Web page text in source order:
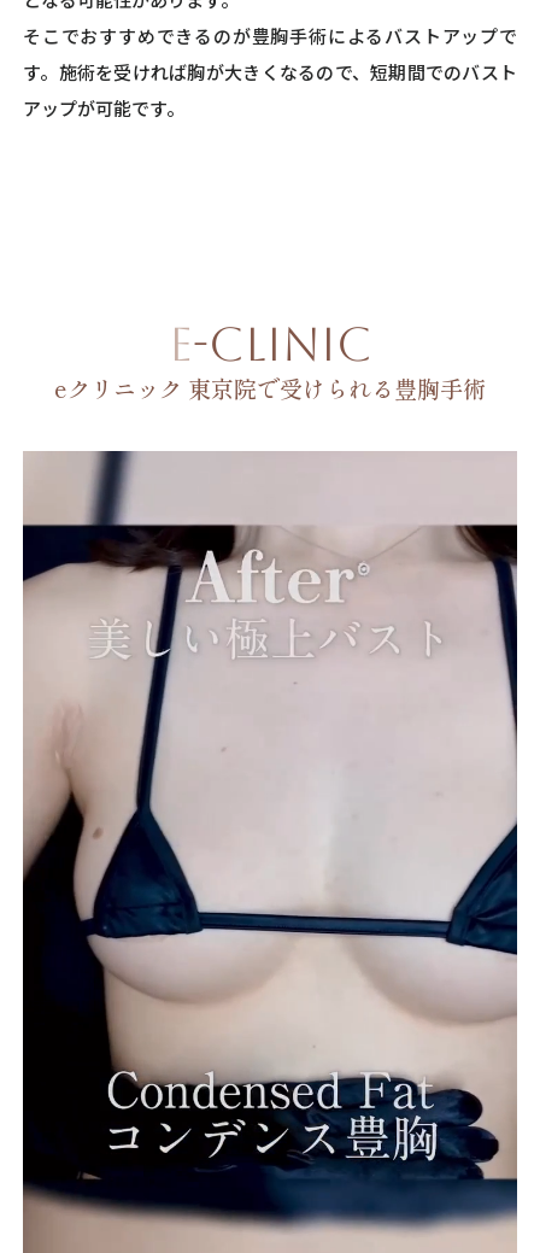
そこでおすすめできるのが豊胸手術によるバストアップで
す。施術を受ければ胸が大きくなるので、短期間でのバスト
アップが可能です。
E-CLINIC
eクリニック 東京院で受けられる豊胸手術